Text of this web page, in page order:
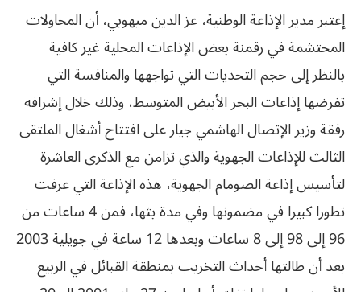
إعتبر مدير الإذاعة الوطنية، عز الدين ميهوبي، أن المحاولات
المحتشمة في رقمنة بعض الإذاعات المحلية غير كافية
بالنظر إلى حجم التحديات التي تواجهها والمنافسة التي
تفرضها إذاعات البحر الأبيض المتوسط، وذلك خلال إشرافه
رفقة وزير الإتصال الهاشمي جيار على افتتاح أشغال الملتقى
الثالث للإذاعات الجهوية والذي تزامن مع الذكرى العاشرة
لتأسيس إذاعة الصومام الجهوية، هذه الإذاعة التي عرفت
تطورا كبيرا في مضمونها وفي مدة بثها، فمن 4 ساعات من
96 إلى 98 إلى 8 ساعات وبعدها 12 ساعة في جويلية 2003